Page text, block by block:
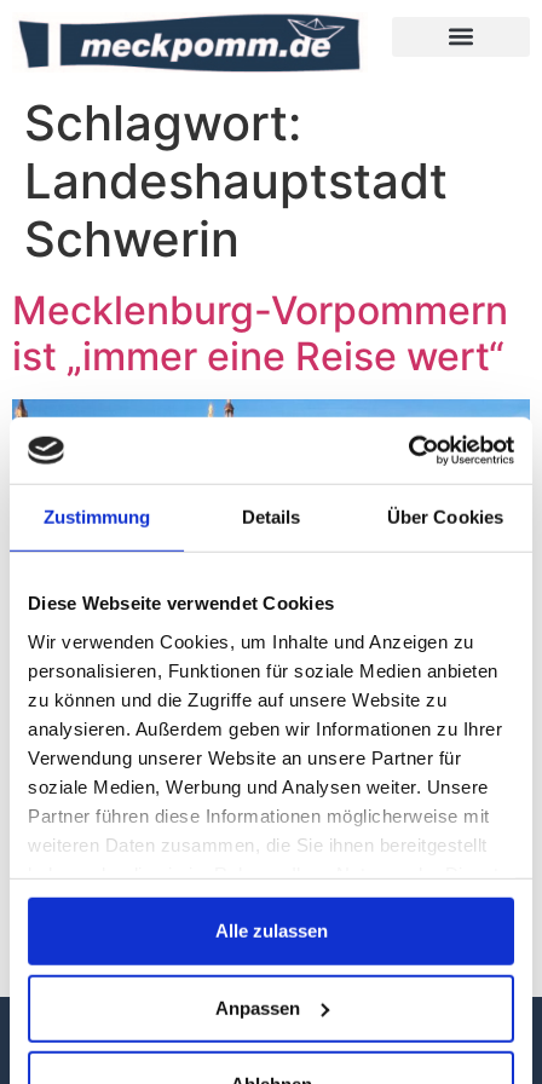
Zustimmung Details Über Cookies
Diese Webseite verwendet Cookies
Wir verwenden Cookies, um Inhalte und Anzeigen zu
personalisieren, Funktionen für soziale Medien anbieten
zu können und die Zugriffe auf unsere Website zu
analysieren. Außerdem geben wir Informationen zu Ihrer
Verwendung unserer Website an unsere Partner für
soziale Medien, Werbung und Analysen weiter. Unsere
Partner führen diese Informationen möglicherweise mit
weiteren Daten zusammen, die Sie ihnen bereitgestellt
gesammelt haben.
Alle zulassen
Anpassen
Schlagwort:
Landeshauptstadt
Schwerin
Mecklenburg-Vorpommern
ist „immer eine Reise wert“
Ministerpräsidentin Manuela Schwesig begründet im
Mecklenburg-Vorpommern-Magazin, warum
Mecklenburg-Vorpommern für sie das schönste
Bundesland ist. Sie benennt Trends sowie
Herausforderungen im Tourismus ihres Landes und gibt
im Interview mit Sirko Salka auch etwas Privates preis.
Ein Auszug aus dem im Juni 2024 erschienenen
Magazin.